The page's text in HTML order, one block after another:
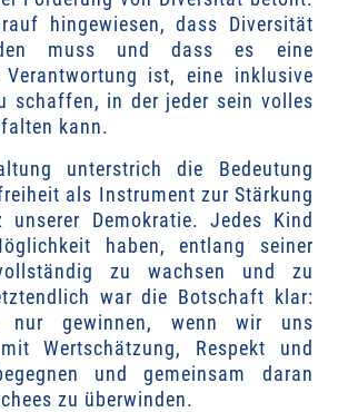
hingewiesen, dass Diversität
muss und dass es eine
Verantwortung ist, eine inklusive
schaffen, in der jeder sein volles
kann.
unterstrich die Bedeutung
als Instrument zur Stärkung
unserer Demokratie. Jedes Kind
haben, entlang seiner
zu wachsen und zu
war die Botschaft klar:
nur gewinnen, wenn wir uns
Wertschätzung, Respekt und
und gemeinsam daran
zu überwinden.